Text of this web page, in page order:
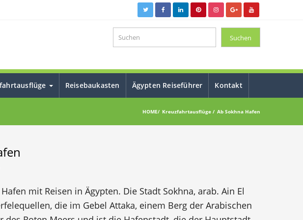
Reisebaukasten Ägypten Reiseführer Kontakt
HOME Kreuzfahrtausflüge Ab Sokhna Hafen
mit Reisen in Ägypten. Die Stadt Sokhna, arab. Ain El
die im Gebel Attaka, einem Berg der Arabischen